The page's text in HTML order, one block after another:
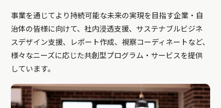
事業を通じてより持続可能な未来の実現を目指す企業・自
治体の皆様に向けて、社内浸透支援、サステナブルビジネ
スデザイン支援、レポート作成、視察コーディネートなど、
様々なニーズに応じた共創型プログラム・サービスを提供
しています。